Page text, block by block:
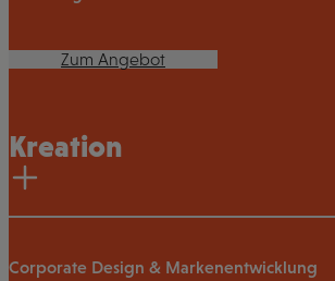
Zum Angebot
Kreation
Corporate Design & Markenentwicklung